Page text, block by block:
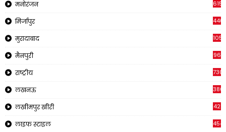
मनोरंजन 615
मिर्जापुर 440
मुरादाबाद 1056
मैनपुरी 96
राष्ट्रीय
लखनऊ
लखीमपुर खीरी 42
लाइफ स्टाइल 454